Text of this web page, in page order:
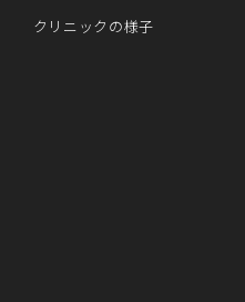
クリニックの様子